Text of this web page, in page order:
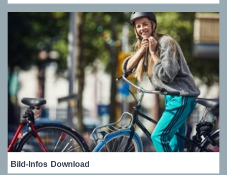
Bild-Infos Download